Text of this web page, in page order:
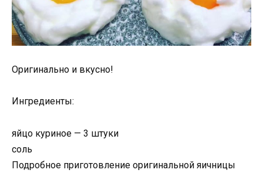
Оригинально и вкусно!
Ингредиенты:
яйцо куриное — 3 штуки
соль
Подробное приготовление оригинальной яичницы